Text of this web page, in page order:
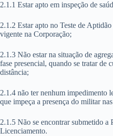
2.1.1 Estar apto em inspeção de
2.1.2 Estar apto no Teste de
vigente na Corporação;
2.1.3 Não estar na situação de
fase presencial, quando se tratar de
distância;
2.1.4 não ter nenhum impedimento
que impeça a presença do militar
2.1.5 Não se encontrar submetido a
Licenciamento.